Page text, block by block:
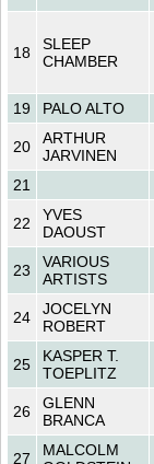
18
SLEEP
CHAMBER
19 PALO ALTO
20
ARTHUR
JARVINEN
21
22
YVES
DAOUST
23
VARIOUS
ARTISTS
24
JOCELYN
ROBERT
25
KASPER T.
TOEPLITZ
26
GLENN
BRANCA
27
MALCOLM